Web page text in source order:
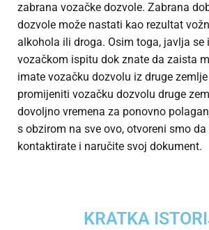
zabrana vozačke dozvole. Zabrana
dozvole može nastati kao rezultat
alkohola ili droga. Osim toga, javlja se
vozačkom ispitu dok znate da zaista
imate vozačku dozvolu iz druge
promijeniti vozačku dozvolu druge
dovoljno vremena za ponovno
s obzirom na sve ovo, otvoreni smo
kontaktirate i naručite svoj dokument.
KRATKA